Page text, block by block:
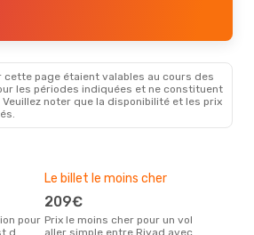
cette page étaient valables au cours des
les périodes indiquées et ne constituent
noter que la disponibilité et les prix
d
Le billet le moins cher
209€
Prix le moins cher pour un vol
aller simple entre Riyad avec